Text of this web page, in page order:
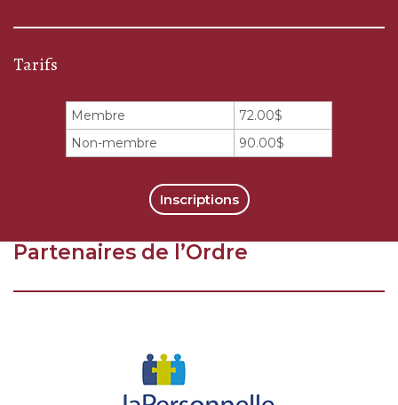
Tarifs
Membre
72.00$
Non-membre
90.00$
Inscriptions
Partenaires de l’Ordre